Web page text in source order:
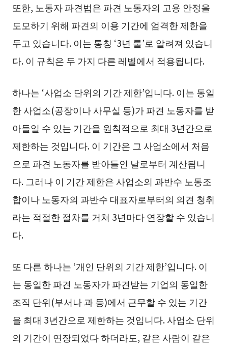
또한, 노동자 파견법은 파견 노동자의 고용 안정을
도모하기 위해 파견의 이용 기간에 엄격한 제한을
두고 있습니다. 이는 통칭 ‘3년 룰’로 알려져 있습니
다. 이 규칙은 두 가지 다른 레벨에서 적용됩니다.
하나는 ‘사업소 단위의 기간 제한’입니다. 이는 동일
한 사업소(공장이나 사무실 등)가 파견 노동자를 받
아들일 수 있는 기간을 원칙적으로 최대 3년간으로
제한하는 것입니다. 이 기간은 그 사업소에서 처음
으로 파견 노동자를 받아들인 날로부터 계산됩니
다. 그러나 이 기간 제한은 사업소의 과반수 노동조
합이나 노동자의 과반수 대표자로부터의 의견 청취
라는 적절한 절차를 거쳐 3년마다 연장할 수 있습니
다.
또 다른 하나는 ‘개인 단위의 기간 제한’입니다. 이
는 동일한 파견 노동자가 파견받는 기업의 동일한
조직 단위(부서나 과 등)에서 근무할 수 있는 기간
을 최대 3년간으로 제한하는 것입니다. 사업소 단위
의 기간이 연장되었다 하더라도, 같은 사람이 같은